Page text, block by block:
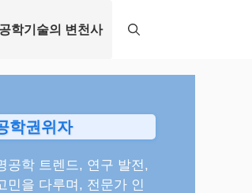
학기술의 변천사
학권위자
공학 트렌드, 연구 발전,
민을 다루며, 전문가 인